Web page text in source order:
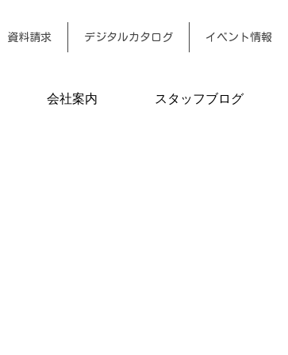
資料請求 デジタルカタログ イベント情報
会社案内 スタッフブログ